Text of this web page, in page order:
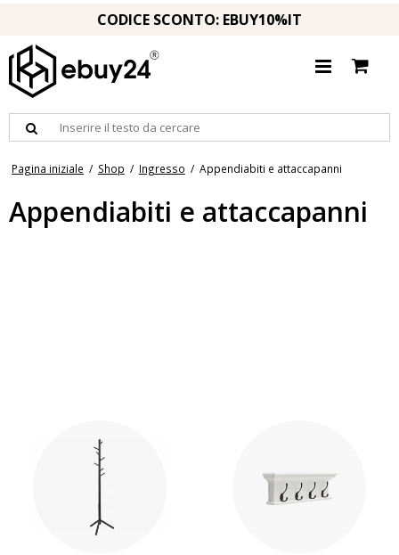
CODICE SCONTO: EBUY10%IT
Pagina iniziale / Shop / Ingresso / Appendiabiti e attaccapanni
Appendiabiti e attaccapanni